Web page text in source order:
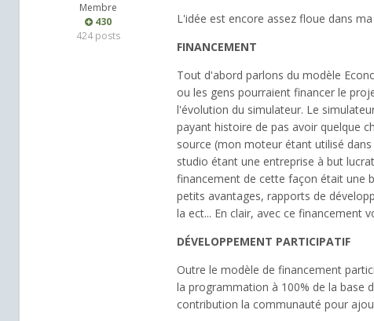
Membre
430
424 posts
L'idée est encore assez floue dans
FINANCEMENT
Tout d'abord parlons du modèle
ou les gens pourraient financer le
l'évolution du simulateur. Le
payant histoire de pas avoir quelque
source (mon moteur étant utilisé
studio étant une entreprise à but
financement de cette façon était une
petits avantages, rapports de
la ect... En clair, avec ce financement
DÉVELOPPEMENT PARTICIPATIF
Outre le modèle de financement
la programmation à 100% de la base
contribution la communauté pour